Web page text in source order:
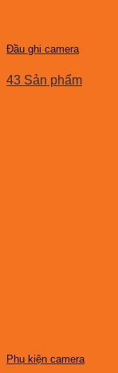
Đầu ghi camera
43 Sản phẩm
Phụ kiện camera